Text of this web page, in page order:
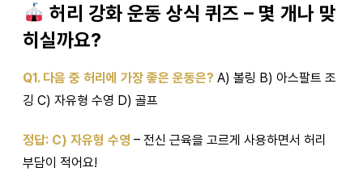
허리 강화 운동 상식 퀴즈 – 몇 개나 맞
히실까요?
Q1. 다음 중 허리에 가장 좋은 운동은? A) 볼링 B) 아스팔트 조
깅 C) 자유형 수영 D) 골프
정답: C) 자유형 수영 – 전신 근육을 고르게 사용하면서 허리
부담이 적어요!